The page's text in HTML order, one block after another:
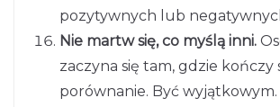
pozytywnych lub
Nie martw się, co myślą inni.
zaczyna się tam, gdzie kończy
porównanie. Być wyjątkowym.